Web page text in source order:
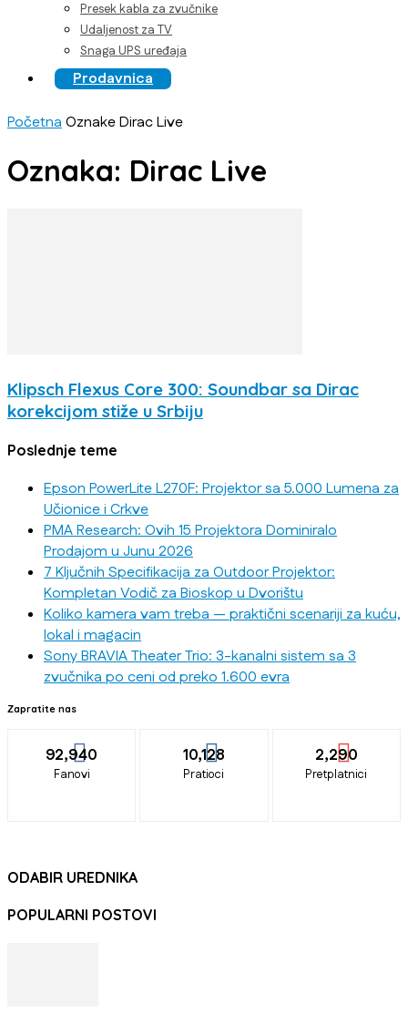
Presek kabla za zvučnike
Udaljenost za TV
Snaga UPS uređaja
Prodavnica
PočetnaOznakeDirac Live
Oznaka: Dirac Live
Klipsch Flexus Core 300: Soundbar sa Dirac
korekcijom stiže u Srbiju
Poslednje teme
Epson PowerLite L270F: Projektor sa 5.000 Lumena za
Učionice i Crkve
PMA Research: Ovih 15 Projektora Dominiralo
Prodajom u Junu 2026
7 Ključnih Specifikacija za Outdoor Projektor:
Kompletan Vodič za Bioskop u Dvorištu
Koliko kamera vam treba — praktični scenariji za kuću,
lokal i magacin
Sony BRAVIA Theater Trio: 3-kanalni sistem sa 3
zvučnika po ceni od preko 1.600 evra
Zapratite nas
92,940
Fanovi
10,128
Pratioci
2,290
Pretplatnici
ODABIR UREDNIKA
POPULARNI POSTOVI